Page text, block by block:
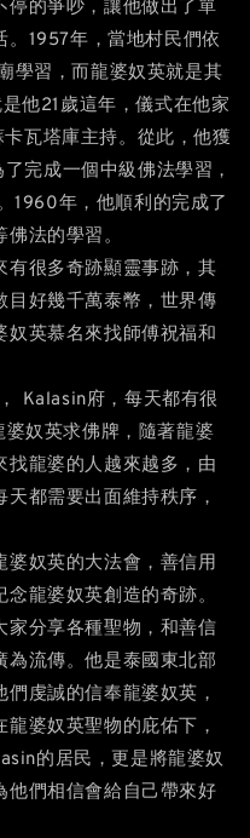
停的爭吵，讓他做出了單
1957年，當地村民們依
學習，而龍婆奴英就是其
他21歲這年，儀式在他家
瓦塔庫主持。從此，他獲
完成一個中級佛法學習，
1960年，他順利的完成了
法的學習。
有很多奇跡顯靈事跡，其
目好幾千萬泰幣，世界傳
奴英慕名來找師傅祝福和
Kalasin府，每天都有很
奴英求佛牌，隨著龍婆
找龍婆的人越來越多，由
都需要出面維持秩序，
婆奴英的大法會，善信用
龍婆奴英創造的奇跡。
家分享各種聖物，和善信
為流傳。他是泰國東北部
虔誠的信奉龍婆奴英，
婆奴英聖物的庇佑下，
的居民，更是將龍婆奴
他們相信會給自己帶來好